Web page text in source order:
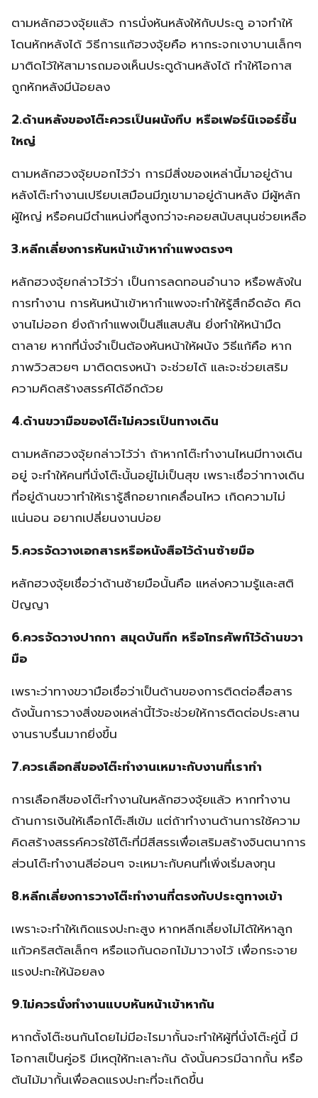
ตามหลักฮวงจุ้ยแล้ว การนั่งหันหลังให้กับประตู อาจทำให้
โดนหักหลังได้ วิธีการแก้ฮวงจุ้ยคือ หากระจกเงาบานเล็กๆ
มาติดไว้ให้สามารถมองเห็นประตูด้านหลังได้ ทำให้โอกาส
ถูกหักหลังมีน้อยลง
2.ด้านหลังของโต๊ะควรเป็นผนังทึบ หรือเฟอร์นิเจอร์ชิ้น
ใหญ่
ตามหลักฮวงจุ้ยบอกไว้ว่า การมีสิ่งของเหล่านี้มาอยู่ด้าน
หลังโต๊ะทำงานเปรียบเสมือนมีภูเขามาอยู่ด้านหลัง มีผู้หลัก
ผู้ใหญ่ หรือคนมีตำแหน่งที่สูงกว่าจะคอยสนับสนุนช่วยเหลือ
3.หลีกเลี่ยงการหันหน้าเข้าหากำแพงตรงๆ
หลักฮวงจุ้ยกล่าวไว้ว่า เป็นการลดทอนอำนาจ หรือพลังใน
การทำงาน การหันหน้าเข้าหากำแพงจะทำให้รู้สึกอึดอัด คิด
งานไม่ออก ยิ่งถ้ากำแพงเป็นสีแสบสัน ยิ่งทำให้หน้ามืด
ตาลาย หากที่นั่งจำเป็นต้องหันหน้าให้ผนัง วิธีแก้คือ หาก
ภาพวิวสวยๆ มาติดตรงหน้า จะช่วยได้ และจะช่วยเสริม
ความคิดสร้างสรรค์ได้อีกด้วย
4.ด้านขวามือของโต๊ะไม่ควรเป็นทางเดิน
ตามหลักฮวงจุ้ยกล่าวไว้ว่า ถ้าหากโต๊ะทำงานไหนมีทางเดิน
อยู่ จะทำให้คนที่นั่งโต๊ะนั้นอยู่ไม่เป็นสุข เพราะเชื่อว่าทางเดิน
ที่อยู่ด้านขวาทำให้เรารู้สึกอยากเคลื่อนไหว เกิดความไม่
แน่นอน อยากเปลี่ยนงานบ่อย
5.ควรจัดวางเอกสารหรือหนังสือไว้ด้านซ้ายมือ
หลักฮวงจุ้ยเชื่อว่าด้านซ้ายมือนั้นคือ แหล่งความรู้และสติ
ปัญญา
6.ควรจัดวางปากกา สมุดบันทึก หรือโทรศัพท์ไว้ด้านขวา
มือ
เพราะว่าทางขวามือเชื่อว่าเป็นด้านของการติดต่อสื่อสาร
ดังนั้นการวางสิ่งของเหล่านี้ไว้จะช่วยให้การติดต่อประสาน
งานราบรื่นมากยิ่งขึ้น
7.ควรเลือกสีของโต๊ะทำงานเหมาะกับงานที่เราทำ
การเลือกสีของโต๊ะทำงานในหลักฮวงจุ้ยแล้ว หากทำงาน
ด้านการเงินให้เลือกโต๊ะสีเข้ม แต่ถ้าทำงานด้านการใช้ความ
คิดสร้างสรรค์ควรใช้โต๊ะที่มีสีสรรเพื่อเสริมสร้างจินตนาการ
ส่วนโต๊ะทำงานสีอ่อนๆ จะเหมาะกับคนที่เพิ่งเริ่มลงทุน
8.หลีกเลี่ยงการวางโต๊ะทำงานที่ตรงกับประตูทางเข้า
เพราะจะทำให้เกิดแรงปะทะสูง หากหลีกเลี่ยงไม่ได้ให้หาลูก
แก้วคริสตัลเล็กๆ หรือแจกันดอกไม้มาวางไว้ เพื่อกระจาย
แรงปะทะให้น้อยลง
9.ไม่ควรนั่งทำงานแบบหันหน้าเข้าหากัน
หากตั้งโต๊ะชนกันโดยไม่มีอะไรมากั้นจะทำให้ผู้ที่นั่งโต๊ะคู่นี้ มี
โอกาสเป็นคู่อริ มีเหตุให้ทะเลาะกัน ดังนั้นควรมีฉากกั้น หรือ
ต้นไม้มากั้นเพื่อลดแรงปะทะที่จะเกิดขึ้น